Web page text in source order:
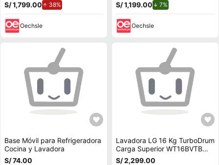
S/ 1,799.00 38%
Oechsle
S/ 1,199.00 7%
Oechsle
Base Móvil para Refrigeradora
Cocina y Lavadora
S/ 74.00
Lavadora LG 16 Kg TurboDrum
Carga Superior WT16BVTB
Negro
S/ 2,299.00